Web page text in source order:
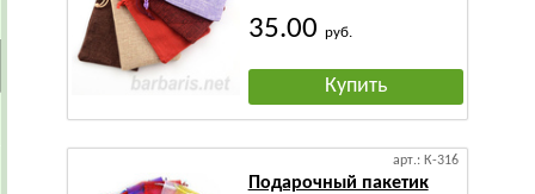
35.00 руб.
Купить
арт.: К-316
Подарочный пакетик